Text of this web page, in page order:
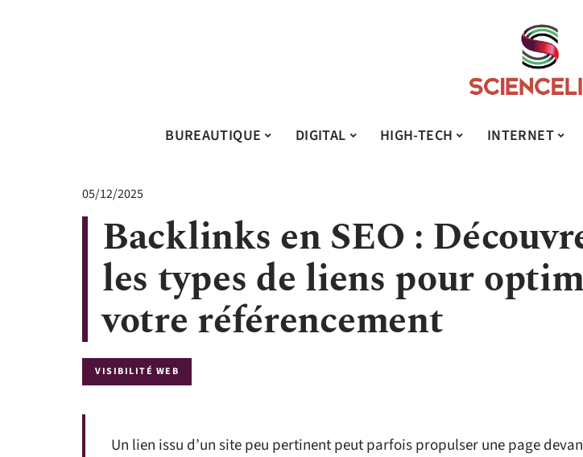
BUREAUTIQUE DIGITAL HIGH-TECH INTERNET
05/12/2025
Backlinks en SEO :
les types de liens pour
votre référencement
VISIBILITÉ WEB
Un lien issu d’un site peu pertinent peut parfois propulser une page